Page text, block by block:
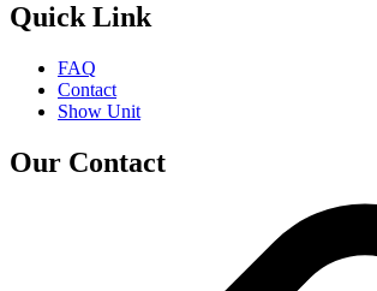
Quick Link
FAQ
Contact
Show Unit
Our Contact